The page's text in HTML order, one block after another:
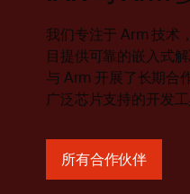
我们专注于 Arm 技术
目提供可靠的嵌入式
与 Arm 开展了长期合
广泛芯片支持的开发工
所有合作伙伴